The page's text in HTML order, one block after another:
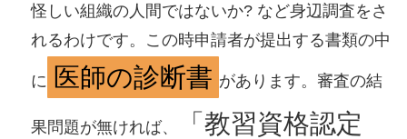
怪しい組織の人間ではないか? など身辺調査をさ
れるわけです。この時申請者が提出する書類の中
に 医師の診断書 があります。審査の結
果問題が無ければ、
「教習資格認定